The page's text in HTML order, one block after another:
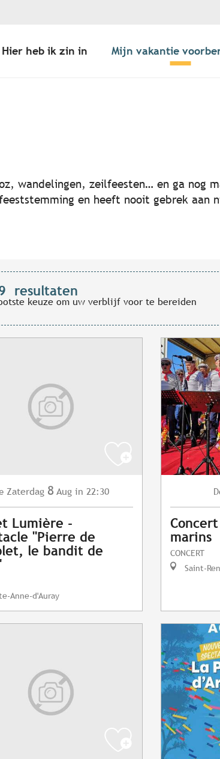
Hier heb ik zin in Mijn vakantie
aux
wandelingen, zeilfeesten… en ga nog
en heeft nooit gebrek aan
resultaten
keuze om uw verblijf voor te bereiden
Zaterdag 8 Aug in 22:30
Lumière -
"Pierre de
le bandit de
Anne-d'Auray
marins
CONCERT
Saint-